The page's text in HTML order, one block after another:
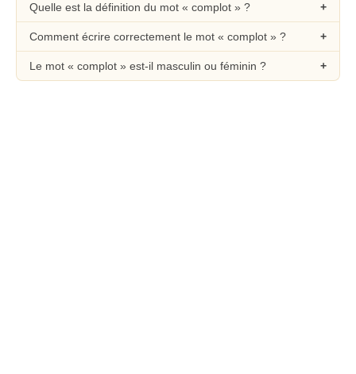
Quelle est la définition du mot « complot » ?
Comment écrire correctement le mot « complot » ?
Le mot « complot » est-il masculin ou féminin ?